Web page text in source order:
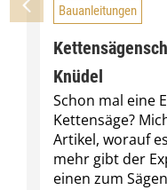
Bauanleitungen
Knüdel
Schon mal eine
Kettensäge?
Artikel, worauf
mehr gibt der
einen zum